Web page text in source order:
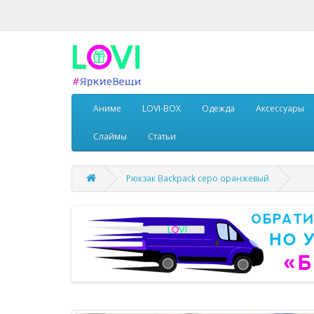
Аниме LOVI-BOX Одежда Аксессуары
Слаймы Статьи
Рюкзак Backpack серо оранжевый